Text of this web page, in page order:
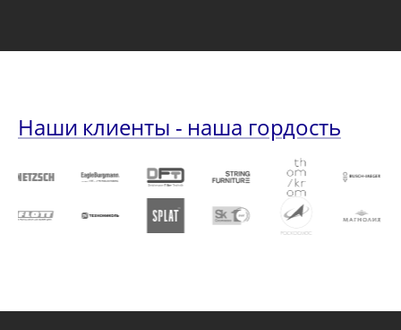
Наши клиенты - наша гордость